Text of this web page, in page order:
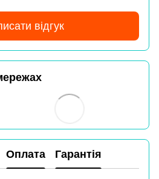
відгук
Оплата Гарантія